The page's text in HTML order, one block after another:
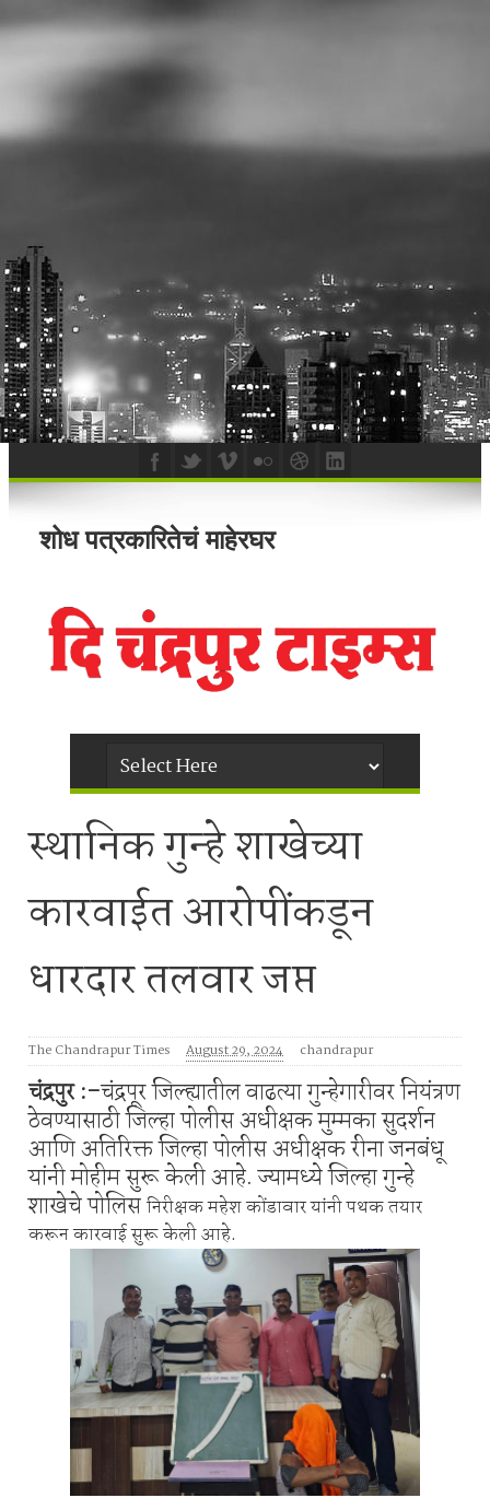
शोध पत्रकारितेचं माहेरघर
स्थानिक गुन्हे शाखेच्या
कारवाईत आरोपींकडून
धारदार तलवार जप्त
The Chandrapur Times August 29, 2024 chandrapur
चंद्रपुर :-चंद्रपूर जिल्ह्यातील वाढत्या गुन्हेगारीवर नियंत्रण
ठेवण्यासाठी जिल्हा पोलीस अधीक्षक मुम्मका सुदर्शन
आणि अतिरिक्त जिल्हा पोलीस अधीक्षक रीना जनबंधू
यांनी मोहीम सुरू केली आहे.ज्यामध्ये जिल्हा गुन्हे
शाखेचे पोलिसनिरीक्षक महेश कोंडावार यांनी पथक तयार
करून कारवाई सुरू केली आहे.